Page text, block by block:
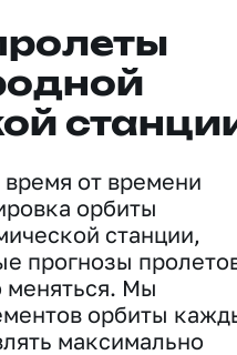
время от времени
орбиты
станции,
прогнозы
меняться. Мы
орбиты
максимально